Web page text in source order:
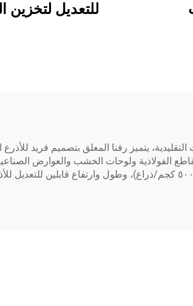
للتعديل لتخزين
يتميز رفنا المعلق بتصميم فريد
الفولاذية ولوحات الخشب والعوارض